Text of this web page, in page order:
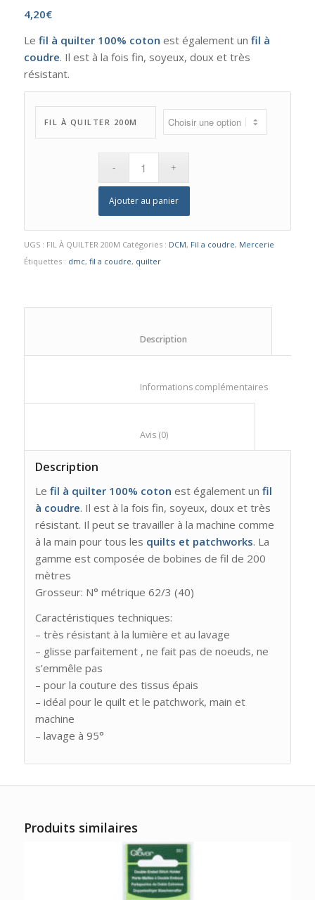
4,20€
Le fil à quilter 100% coton est également un fil à
coudre. Il est à la fois fin, soyeux, doux et très
résistant.
FIL À QUILTER 200M
Ajouter au panier
UGS : FIL À QUILTER 200M Catégories : DCM, Fil a coudre, Mercerie
Étiquettes : dmc, fil a coudre, quilter
Informations
						Avis (0)
Description
Le fil à quilter 100% coton est également un fil
à coudre. Il est à la fois fin, soyeux, doux et très
résistant. Il peut se travailler à la machine comme
à la main pour tous les quilts et patchworks. La
gamme est composée de bobines de fil de 200
mètres
Grosseur: N° métrique 62/3 (40)
Caractéristiques techniques:
– très résistant à la lumière et au lavage
– glisse parfaitement , ne fait pas de noeuds, ne
s’emmêle pas
– pour la couture des tissus épais
– idéal pour le quilt et le patchwork, main et
machine
– lavage à 95°
Produits similaires